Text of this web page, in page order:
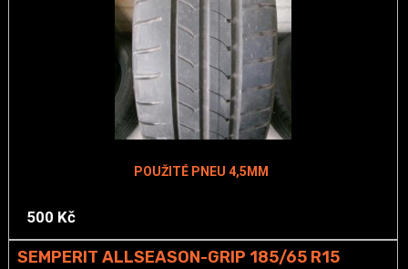
POUŽITÉ PNEU 4,5MM
500 Kč
SEMPERIT ALLSEASON-GRIP 185/65 R15